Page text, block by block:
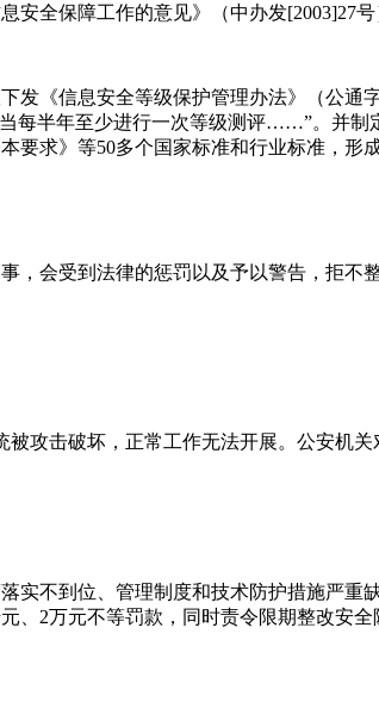
全保障工作的意见》（中办发[2003]27号
《信息安全等级保护管理办法》（公通
每半年至少进行一次等级测评……”。并制
求》等50多个国家标准和行业标准，形
会受到法律的惩罚以及予以警告，拒不
攻击破坏，正常工作无法开展。公安机
实不到位、管理制度和技术防护措施严
2万元不等罚款，同时责令限期整改安全